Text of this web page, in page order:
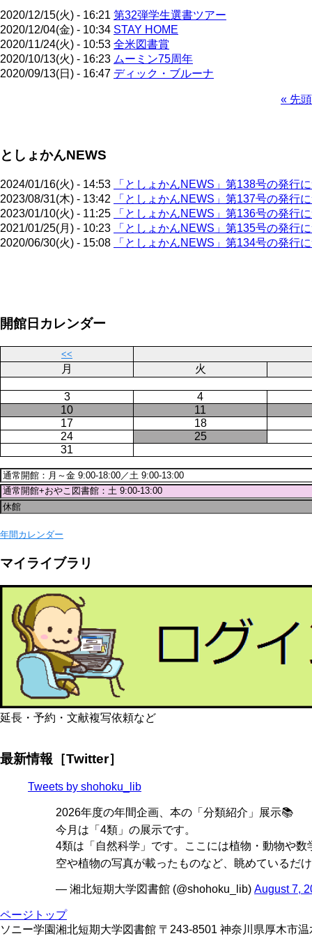
2020/12/15(火) - 16:21 第32弾学生選書ツアー
2020/12/04(金) - 10:34 STAY HOME
2020/11/24(火) - 10:53 全米図書賞
2020/10/13(火) - 16:23 ムーミン75周年
2020/09/13(日) - 16:47 ディック・ブルーナ
送
先
« 先頭
としょかんNEWS
2024/01/16(火) - 14:53
「としょかんNEWS」第138号の発行
2023/08/31(木) - 13:42
「としょかんNEWS」第137号の発行
2023/01/10(火) - 11:25
「としょかんNEWS」第136号の発行
2021/01/25(月) - 10:23
「としょかんNEWS」第135号の発行
2020/06/30(火) - 15:08
「としょかんNEWS」第134号の発行
送
開館日カレンダー
<<
月 火
3
4
10
11
17
18
24
25
31
年間カレンダー
マイライブラリ
延長・予約・文献複写依頼など
最新情報［Twitter］
Tweets by shohoku_lib
2026年度の年間企画、本の「分類紹介」展示📚
今月は「4類」の展示です。
4類は「自然科学」です。ここには植物・動物や
空や植物の写真が載ったものなど、眺めているだ
— 湘北短期大学図書館 (@shohoku_lib) August 7,
ページトップ
ソニー学園湘北短期大学図書館 〒243-8501 神奈川県厚木市